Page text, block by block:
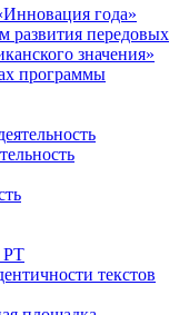
года»
развития передовых
значения»
программы
РТ
текстов